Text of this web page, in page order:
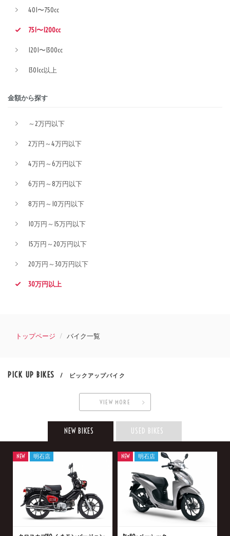
401〜750cc
751〜1200cc
1201〜1300cc
1301cc以上
金額から探す
～2万円以下
2万円～4万円以下
4万円～6万円以下
6万円～8万円以下
8万円～10万円以下
10万円～15万円以下
15万円～20万円以下
20万円～30万円以下
30万円以上
トップページ バイク一覧
PICK UP BIKES / ピックアップバイク
VIEW MORE
NEW BIKES USED BIKES
NEW 明石店 NEW 明石店